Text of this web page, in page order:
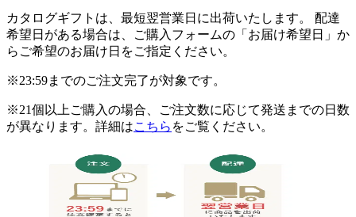
カタログギフトは、最短翌営業日に出荷いたします。 配達
希望日がある場合は、ご購入フォームの「お届け希望日」か
らご希望のお届け日をご指定ください。
※23:59までのご注文完了が対象です。
※21個以上ご購入の場合、ご注文数に応じて発送までの日数
が異なります。詳細はこちら をご覧ください。